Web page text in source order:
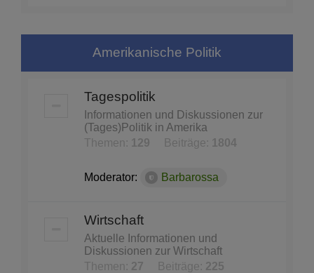
Amerikanische Politik
Tagespolitik
Informationen und Diskussionen zur
(Tages)Politik in Amerika
Themen:
129 Beiträge: 1804
Moderator: Barbarossa
Wirtschaft
Aktuelle Informationen und
Diskussionen zur Wirtschaft
Themen: 27 Beiträge: 225